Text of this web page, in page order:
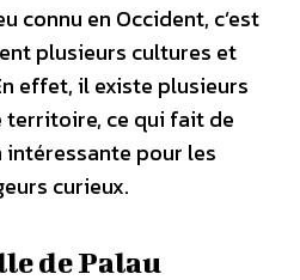
connu en Occident, c’est
plusieurs cultures et
effet, il existe plusieurs
territoire, ce qui fait de
pour les
curieux.
de Palau